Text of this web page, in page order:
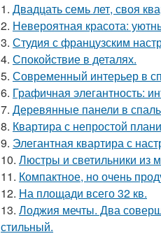
1. Двадцать семь лет, своя
2. Невероятная красота:
3. Студия с французским
4. Спокойствие в деталях.
5. Современный интерьер в
6. Графичная элегантность:
7. Деревянные панели в
8. Квартира с непростой
9. Элегантная квартира с
10. Люстры и светильники из
11. Компактное, но очень
12. На площади всего 32 кв.
13. Лоджия мечты. Два
стильный.